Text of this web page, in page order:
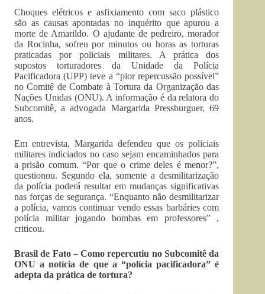
Choques elétricos e asfixiamento com saco plástico
são as causas apontadas no inquérito que apurou a
morte de Amarildo. O ajudante de pedreiro, morador
da Rocinha, sofreu por minutos ou horas as torturas
praticadas por policiais militares. A prática dos
supostos torturadores da Unidade da Polícia
Pacificadora (UPP) teve a “pior repercussão possível”
no Comitê de Combate à Tortura da Organização das
Nações Unidas (ONU). A informação é da relatora do
Subcomitê, a advogada Margarida Pressburguer, 69
anos.
Em entrevista, Margarida defendeu que os policiais
militares indiciados no caso sejam encaminhados para
a prisão comum. “Por que o crime deles é menor?”,
questionou. Segundo ela, somente a desmilitarização
da polícia poderá resultar em mudanças significativas
nas forças de segurança. “Enquanto não desmilitarizar
a polícia, vamos continuar vendo essas barbáries com
polícia militar jogando bombas em professores” ,
criticou.
Brasil de Fato – Como repercutiu no Subcomitê da
ONU a notícia de que a “polícia pacificadora” é
adepta da prática de tortura?